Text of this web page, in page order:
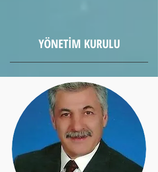
YÖNETİM KURULU